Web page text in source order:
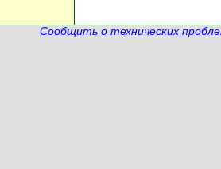
Сообщить о технических